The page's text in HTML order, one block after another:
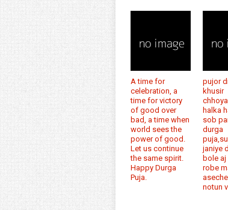
A time for
celebration, a
time for victory
of good over
bad, a time when
world sees the
power of good.
Let us continue
the same spirit.
Happy Durga
Puja.
pujor
khusir
halka
sob
durga
janiye
bole
robe
notun